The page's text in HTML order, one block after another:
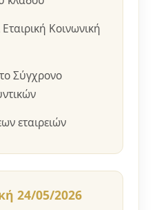
Κοινωνική
Σύγχρονο
εταιρειών
24/05/2026